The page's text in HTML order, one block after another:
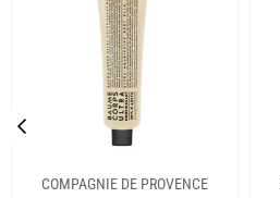
COMPAGNIE DE PROVENCE